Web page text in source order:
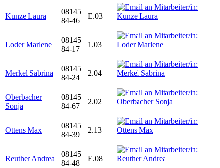
Kunze Laura
08145
84-46
E.03
Loder Marlene
08145
84-17
1.03
Merkel Sabrina
08145
84-24
2.04
Oberbacher
Sonja
08145
84-67
2.02
Ottens Max
08145
84-39
2.13
Reuther Andrea
08145
84-48
E.08